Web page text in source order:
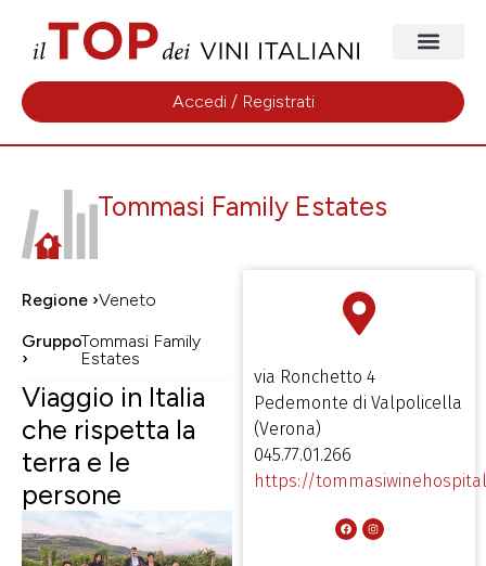
Accedi / Registrati
Tommasi Family Estates
Regione ›Veneto
Gruppo
›
Tommasi Family
Estates
Viaggio in Italia
che rispetta la
terra e le
persone
via Ronchetto 4
Pedemonte di Valpolicella
(Verona)
045.77.01.266
https://